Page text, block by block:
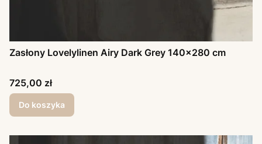
Zasłony Lovelylinen Airy Dark Grey 140x280 cm
Cena
725,00 zł
Do koszyka